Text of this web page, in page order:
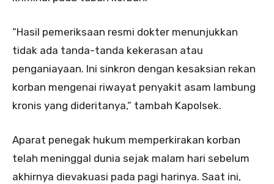
“Hasil pemeriksaan resmi dokter menunjukkan
tidak ada tanda-tanda kekerasan atau
penganiayaan. Ini sinkron dengan kesaksian rekan
korban mengenai riwayat penyakit asam lambung
kronis yang dideritanya,” tambah Kapolsek.
Aparat penegak hukum memperkirakan korban
telah meninggal dunia sejak malam hari sebelum
akhirnya dievakuasi pada pagi harinya. Saat ini,